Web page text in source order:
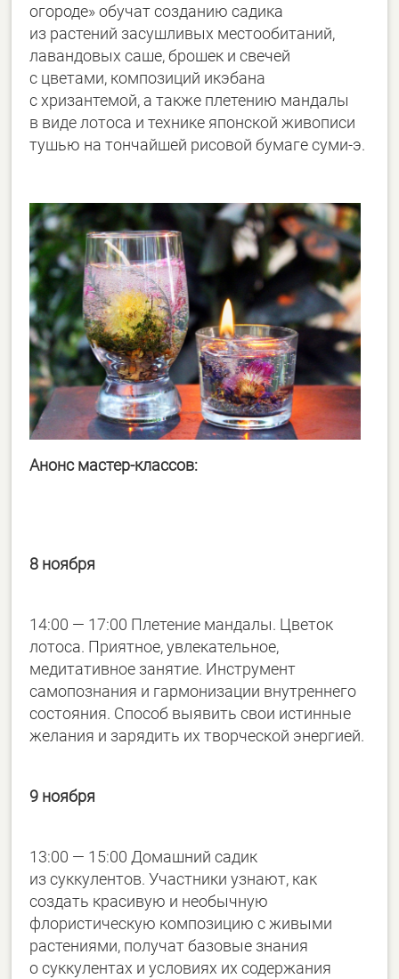
огороде» обучат созданию садика
из растений засушливых местообитаний,
лавандовых саше, брошек и свечей
с цветами, композиций икэбана
с хризантемой, а также плетению мандалы
в виде лотоса и технике японской живописи
тушью на тончайшей рисовой бумаге суми-э.
Анонс мастер-классов:
8 ноября
14:00 — 17:00 Плетение мандалы. Цветок
лотоса. Приятное, увлекательное,
медитативное занятие. Инструмент
самопознания и гармонизации внутреннего
состояния. Способ выявить свои истинные
желания и зарядить их творческой энергией.
9 ноября
13:00 — 15:00 Домашний садик
из суккулентов. Участники узнают, как
создать красивую и необычную
флористическую композицию с живыми
растениями, получат базовые знания
о суккулентах и условиях их содержания